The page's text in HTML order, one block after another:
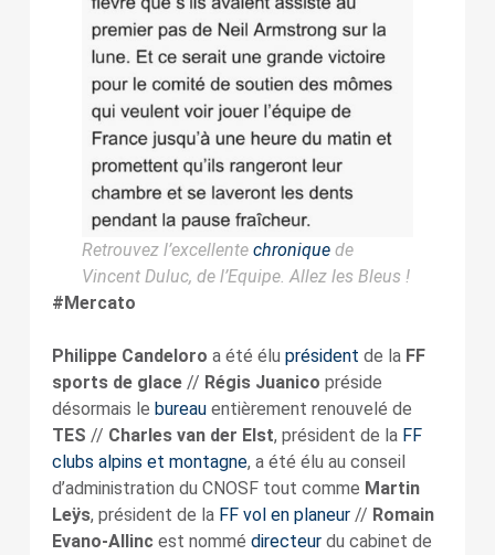
Retrouvez l’excellente chronique de
Vincent Duluc, de l’Equipe. Allez les Bleus !
#Mercato
Philippe Candeloro a été élu président de la FF
sports de glace// Régis Juanico préside
désormais le bureauentièrement renouvelé de
TES // Charles van der Elst, président de la FF
clubs alpins et montagne, a été élu au conseil
d’administration du CNOSF tout comme Martin
Leÿs, président de la FF vol en planeur// Romain
Evano-Allinc est nommé directeurdu cabinet de